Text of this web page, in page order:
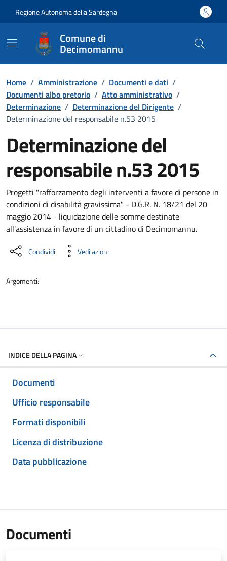
Regione Autonoma della Sardegna
Comune di
Decimomannu
Home / Amministrazione / Documenti e dati /
Documenti albo pretorio / Atto amministrativo /
Determinazione / Determinazione del Dirigente /
Determinazione del responsabile n.53 2015
Determinazione del
responsabile n.53 2015
Dettaglio del documento
Progetti "rafforzamento degli interventi a favore di persone in
condizioni di disabilità gravissima" - D.G.R. N. 18/21 del 20
maggio 2014 - liquidazione delle somme destinate
all'assistenza in favore di un cittadino di Decimomannu.
Condividi Vedi azioni
Argomenti:
INDICE DELLA PAGINA
Documenti
Ufficio responsabile
Formati disponibili
Licenza di distribuzione
Data pubblicazione
Documenti